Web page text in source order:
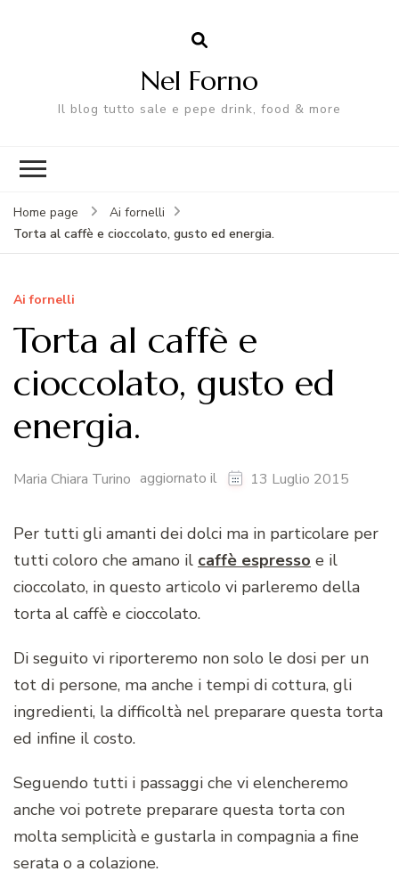
Nel Forno
Il blog tutto sale e pepe drink, food & more
Home page
Ai fornelli
Torta al caffè e cioccolato, gusto ed energia.
Ai fornelli
Torta al caffè e
cioccolato, gusto ed
energia.
Maria Chiara Turino aggiornato il 13 Luglio 2015
Per tutti gli amanti dei dolci ma in particolare per
tutti coloro che amano il caffè espresso e il
cioccolato, in questo articolo vi parleremo della
torta al caffè e cioccolato.
Di seguito vi riporteremo non solo le dosi per un
tot di persone, ma anche i tempi di cottura, gli
ingredienti, la difficoltà nel preparare questa torta
ed infine il costo.
Seguendo tutti i passaggi che vi elencheremo
anche voi potrete preparare questa torta con
molta semplicità e gustarla in compagnia a fine
serata o a colazione.